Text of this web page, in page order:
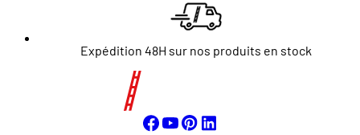
Expédition 48H sur nos produits en stock